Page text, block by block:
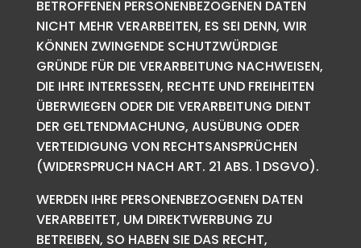
BETROFFENEN PERSONENBEZOGENEN DATEN
NICHT MEHR VERARBEITEN, ES SEI DENN, WIR
KÖNNEN ZWINGENDE SCHUTZWÜRDIGE
GRÜNDE FÜR DIE VERARBEITUNG NACHWEISEN,
DIE IHRE INTERESSEN, RECHTE UND FREIHEITEN
ÜBERWIEGEN ODER DIE VERARBEITUNG DIENT
DER GELTENDMACHUNG, AUSÜBUNG ODER
VERTEIDIGUNG VON RECHTSANSPRÜCHEN
(WIDERSPRUCH NACH ART. 21 ABS. 1 DSGVO).
WERDEN IHRE PERSONENBEZOGENEN DATEN
VERARBEITET, UM DIREKTWERBUNG ZU
BETREIBEN, SO HABEN SIE DAS RECHT,